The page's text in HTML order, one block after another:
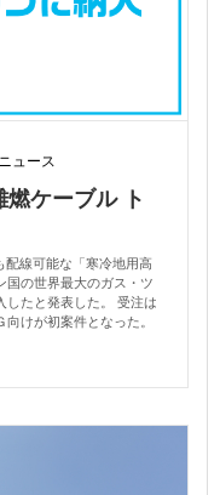
ュース
燃ケーブル ト
線可能な「寒冷地用高
国の世界最大のガス・ツ
したと発表した。 受注は
けが初案件となった。